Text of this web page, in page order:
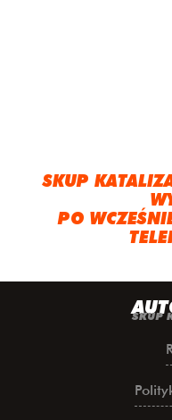
SKUP
PO
A
SKUP